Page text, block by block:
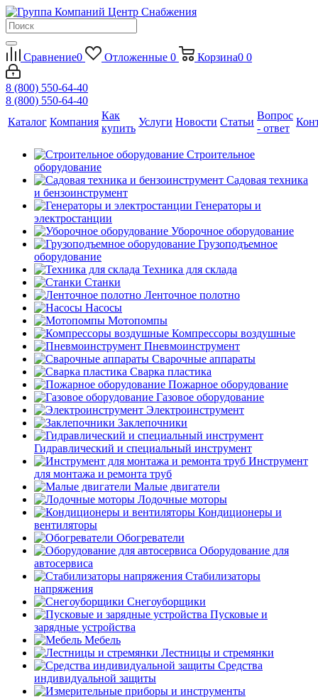
Сравнение0 Отложенные 0 Корзина0 0
8 (800) 550-64-40
8 (800) 550-64-40
Каталог Компания
Как
купить
Услуги Новости Статьи
Вопрос
- ответ
Строительное
оборудование
Садовая техника
и бензоинструмент
Генераторы и
электростанции
Уборочное оборудование
Грузоподъемное
оборудование
Техника для склада
Станки
Ленточное полотно
Насосы
Мотопомпы
Компрессоры воздушные
Пневмоинструмент
Сварочные аппараты
Сварка пластика
Пожарное оборудование
Газовое оборудование
Электроинструмент
Заклепочники
Гидравлический и специальный инструмент
Инструмент
для монтажа и ремонта труб
Малые двигатели
Лодочные моторы
Кондиционеры и
вентиляторы
Обогреватели
Оборудование для
автосервиса
Стабилизаторы
напряжения
Снегоуборщики
Пусковые и
зарядные устройства
Мебель
Лестницы и стремянки
Средства
индивидуальной защиты